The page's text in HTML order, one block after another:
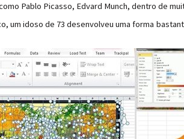
Pablo Picasso, Edvard Munch, dentro de
um idoso de 73 desenvolveu uma forma